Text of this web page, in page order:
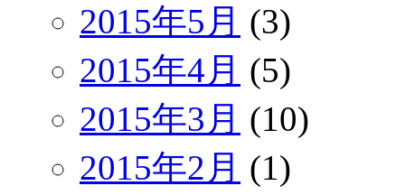
2015年5月 (3)
2015年4月 (5)
2015年3月 (10)
2015年2月 (1)